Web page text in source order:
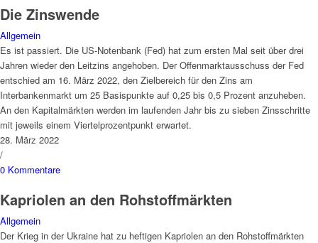
Die Zinswende
Allgemein
Es ist passiert. Die US-Notenbank (Fed) hat zum ersten Mal seit über drei
Jahren wieder den Leitzins angehoben. Der Offenmarktausschuss der Fed
entschied am 16. März 2022, den Zielbereich für den Zins am
Interbankenmarkt um 25 Basispunkte auf 0,25 bis 0,5 Prozent anzuheben.
An den Kapitalmärkten werden im laufenden Jahr bis zu sieben Zinsschritte
mit jeweils einem Viertelprozentpunkt erwartet.
28. März 2022
/
0 Kommentare
Kapriolen an den Rohstoffmärkten
Allgemein
Der Krieg in der Ukraine hat zu heftigen Kapriolen an den Rohstoffmärkten